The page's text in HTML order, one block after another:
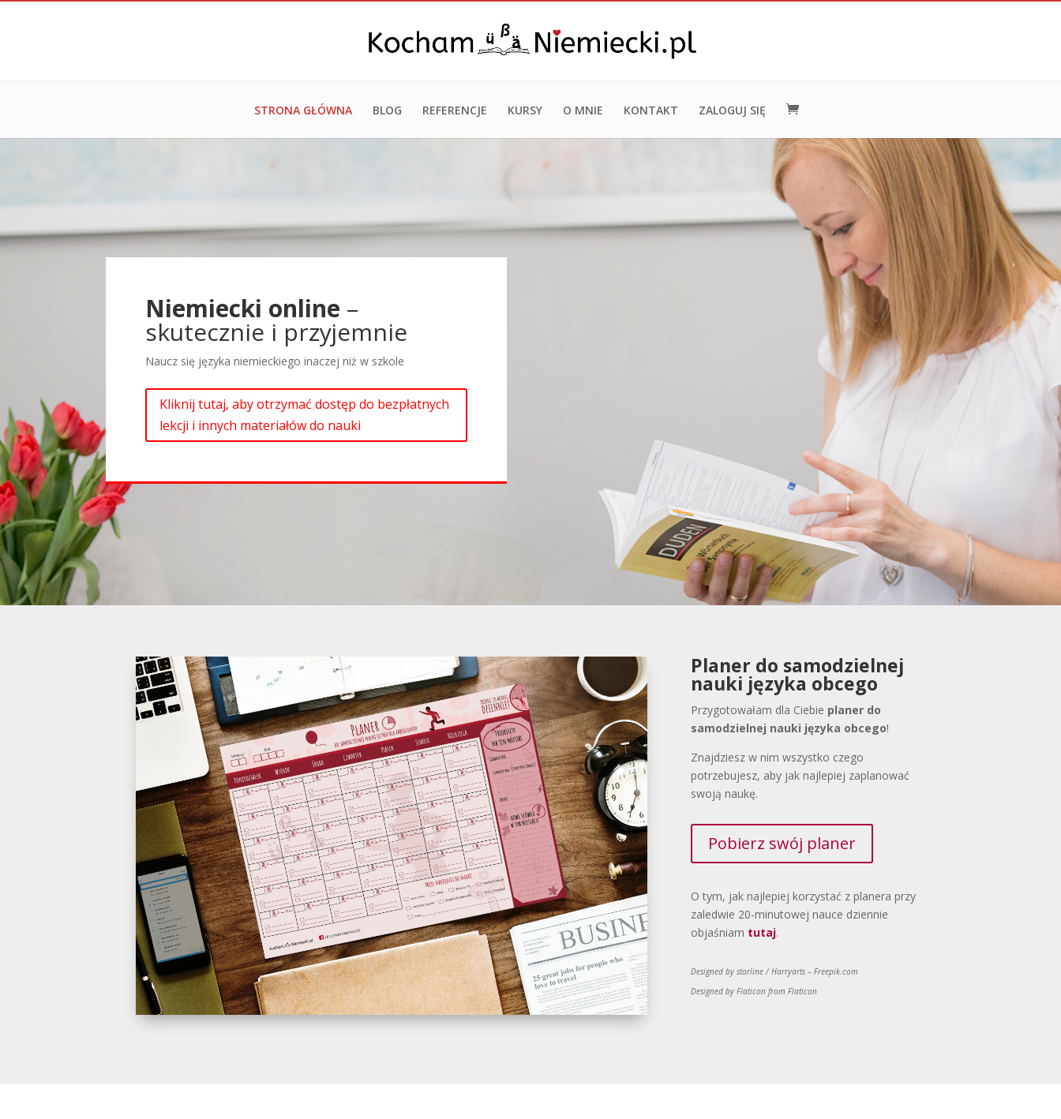
STRONA GŁÓWNA BLOG REFERENCJE KURSY O MNIE KONTAKT ZALOGUJ SIĘ
Niemiecki online –
skutecznie i przyjemnie
Naucz się języka niemieckiego inaczej niż w szkole
Kliknij tutaj, aby otrzymać dostęp do bezpłatnych
lekcji i innych materiałów do nauki
Planer do samodzielnej
nauki języka obcego
Przygotowałam dla Ciebie planer do
samodzielnej nauki języka obcego!
Znajdziesz w nim wszystko czego
potrzebujesz, aby jak najlepiej zaplanować
swoją naukę.
Pobierz swój planer
O tym, jak najlepiej korzystać z planera przy
zaledwie 20-minutowej nauce dziennie
objaśniam tutaj.
Designed by starline / Harryarts – Freepik.com
Designed by Flaticon from Flaticon